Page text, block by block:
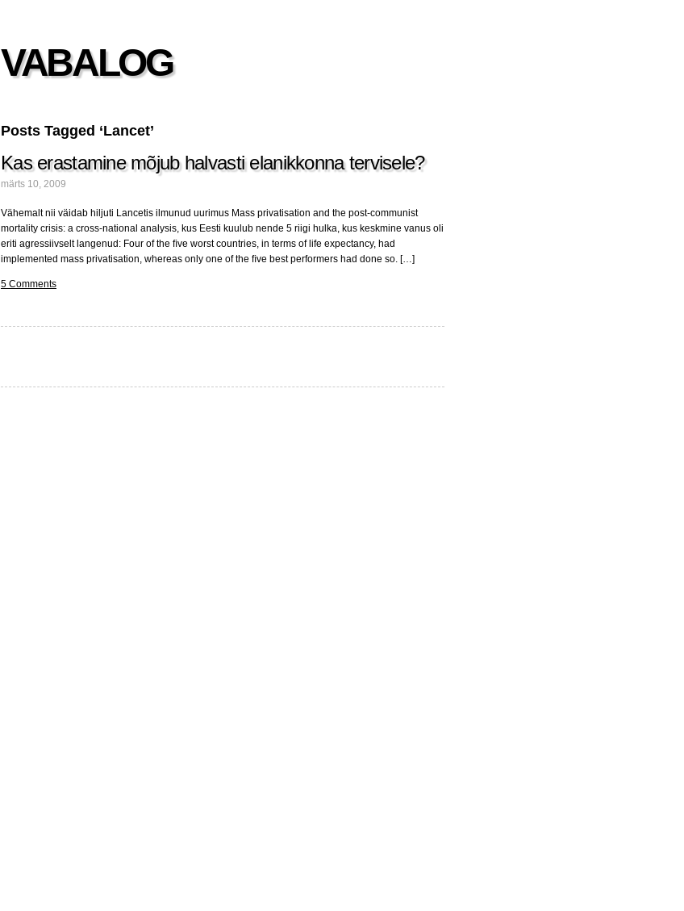
VABALOG
Posts Tagged ‘Lancet’
Kas erastamine mõjub halvasti elanikkonna tervisele?
märts 10, 2009
Vähemalt nii väidab hiljuti Lancetis ilmunud uurimus Mass privatisation and the post-communist
mortality crisis: a cross-national analysis, kus Eesti kuulub nende 5 riigi hulka, kus keskmine vanus oli
eriti agressiivselt langenud: Four of the ﬁve worst countries, in terms of life expectancy, had
implemented mass privatisation, whereas only one of the ﬁve best performers had done so. […]
5 Comments